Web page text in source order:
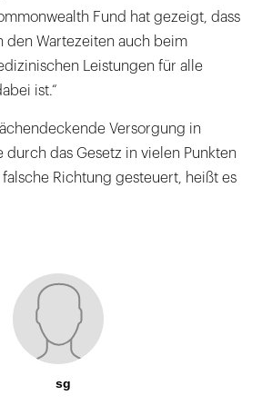
Fund hat gezeigt, dass
den Wartezeiten auch beim
Leistungen für alle
ist.“
Versorgung in
durch das Gesetz in vielen Punkten
Richtung gesteuert, heißt es
sg